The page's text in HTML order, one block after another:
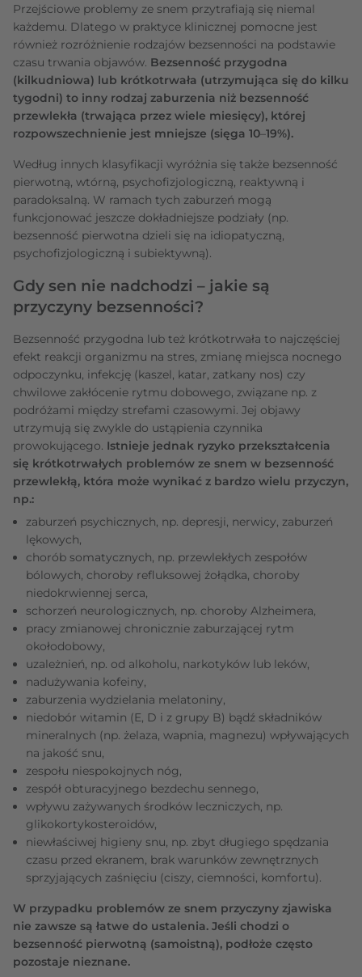
Przejściowe problemy ze snem przytrafiają się niemal
każdemu. Dlatego w praktyce klinicznej pomocne jest
również rozróżnienie rodzajów bezsenności na podstawie
czasu trwania objawów. Bezsenność przygodna
(kilkudniowa) lub krótkotrwała (utrzymująca się do kilku
tygodni) to inny rodzaj zaburzenia niż bezsenność
przewlekła (trwająca przez wiele miesięcy), której
rozpowszechnienie jest mniejsze (sięga 10–19%).
Według innych klasyfikacji wyróżnia się także bezsenność
pierwotną, wtórną, psychofizjologiczną, reaktywną i
paradoksalną. W ramach tych zaburzeń mogą
funkcjonować jeszcze dokładniejsze podziały (np.
bezsenność pierwotna dzieli się na idiopatyczną,
psychofizjologiczną i subiektywną).
Gdy sen nie nadchodzi – jakie są
przyczyny bezsenności?
Bezsenność przygodna lub też krótkotrwała to najczęściej
efekt reakcji organizmu na stres, zmianę miejsca nocnego
odpoczynku, infekcję (kaszel, katar, zatkany nos) czy
chwilowe zakłócenie rytmu dobowego, związane np. z
podróżami między strefami czasowymi. Jej objawy
utrzymują się zwykle do ustąpienia czynnika
prowokującego. Istnieje jednak ryzyko przekształcenia
się krótkotrwałych problemów ze snem w bezsenność
przewlekłą, która może wynikać z bardzo wielu przyczyn,
np.:
zaburzeń psychicznych, np. depresji, nerwicy, zaburzeń
lękowych,
chorób somatycznych, np. przewlekłych zespołów
bólowych, choroby refluksowej żołądka, choroby
niedokrwiennej serca,
schorzeń neurologicznych, np. choroby Alzheimera,
pracy zmianowej chronicznie zaburzającej rytm
okołodobowy,
uzależnień, np. od alkoholu, narkotyków lub leków,
nadużywania kofeiny,
zaburzenia wydzielania melatoniny,
niedobór witamin (E, D i z grupy B) bądź składników
mineralnych (np. żelaza, wapnia, magnezu) wpływających
na jakość snu,
zespołu niespokojnych nóg,
zespół obturacyjnego bezdechu sennego,
wpływu zażywanych środków leczniczych, np.
glikokortykosteroidów,
niewłaściwej higieny snu, np. zbyt długiego spędzania
czasu przed ekranem, brak warunków zewnętrznych
sprzyjających zaśnięciu (ciszy, ciemności, komfortu).
W przypadku problemów ze snem przyczyny zjawiska
nie zawsze są łatwe do ustalenia. Jeśli chodzi o
bezsenność pierwotną (samoistną), podłoże często
pozostaje nieznane.